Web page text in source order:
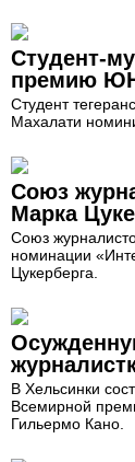
Студент-
премию
Студент
Махалати
Союз
Марка
Союз
номинации
Цукерберга.
В Хельсинки
Всемирной
Гильермо Кано.